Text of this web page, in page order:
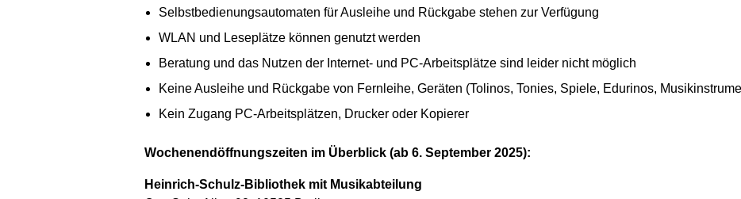
Selbstbedienungsautomaten für Ausleihe und Rückgabe stehen zur Verfügung
WLAN und Leseplätze können genutzt werden
Beratung und das Nutzen der Internet- und PC-Arbeitsplätze sind leider nicht möglich
Keine Ausleihe und Rückgabe von Fernleihe, Geräten (Tolinos, Tonies, Spiele, Edurinos,
Kein Zugang PC-Arbeitsplätzen, Drucker oder Kopierer
Wochenendöffnungszeiten im Überblick (ab 6. September 2025):
Heinrich-Schulz-Bibliothek mit Musikabteilung